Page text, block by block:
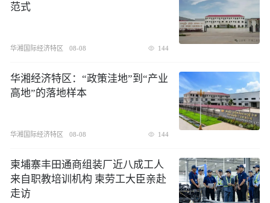
范式
华湘国际经济特区 08-08 144
华湘经济特区：“政策洼地”到“产业
高地”的落地样本
华湘国际经济特区 08-08 144
柬埔寨丰田通商组装厂近八成工人
来自职教培训机构 柬劳工大臣亲赴
走访